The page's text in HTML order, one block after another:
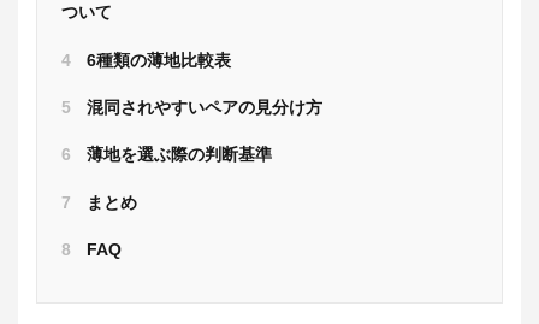
ついて
4 6種類の薄地比較表
5 混同されやすいペアの見分け方
6 薄地を選ぶ際の判断基準
7 まとめ
8 FAQ